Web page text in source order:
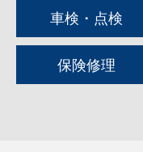
車検・点検
保険修理